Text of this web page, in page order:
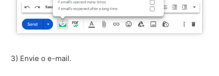
3) Envie o e-mail.